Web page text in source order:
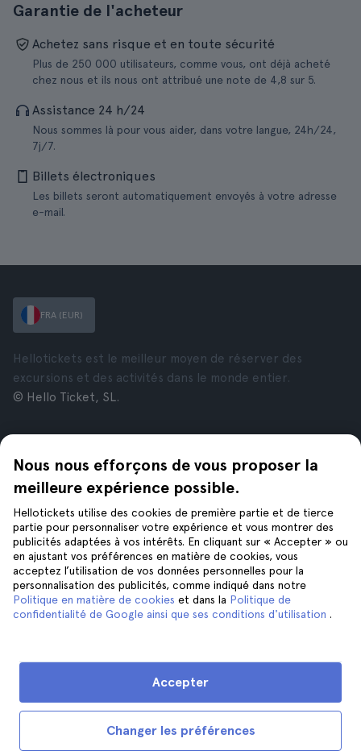
Garantie de l'acheteur
Achetez sans risque et en toute sécurité
Plus de 250 000 utilisateurs, comme vous, ont déjà acheté
chez nous et ils nous ont attribué une note de 4,8 sur 5.
Assistance 24 h/24
Nous sommes là pour vous aider, dans votre langue, 24h/24,
7j/7.
Billets électroniques
Les billets seront automatiquement envoyés à votre adresse
e-mail.
Nous nous efforçons de vous proposer la
meilleure expérience possible.
Hellotickets utilise des cookies de première partie et de tierce
partie pour personnaliser votre expérience et vous montrer des
publicités adaptées à vos intérêts. En cliquant sur « Accepter » ou
en ajustant vos préférences en matière de cookies, vous
acceptez l’utilisation de vos données personnelles pour la
personnalisation des publicités, comme indiqué dans notre
Politique en matière de cookies et dans la Politique de
confidentialité de Google ainsi que ses conditions d'utilisation .
Changer les préférences
Accepter
FRA (EUR)
Hellotickets est le meilleur moyen de réserver des
excursions et des activités dans le monde entier.
© Hello Ticket, SL.
À propos de nous
Offres d’emploi
Avis
Confidentialité
Conditions générales
Mentions Légales
Cookies
New York
Rome
Londres
Grenade
Cracovie
Tenerife
Aide